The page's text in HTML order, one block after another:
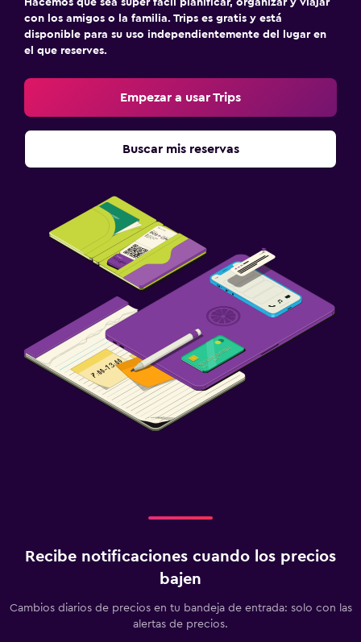
con los amigos o la familia. Trips es gratis y está
disponible para su uso independientemente del lugar en
el que reserves.
Empezar a usar Trips
Buscar mis reservas
Recibe notificaciones cuando los precios
bajen
Cambios diarios de precios en tu bandeja de entrada: solo con las
alertas de precios.